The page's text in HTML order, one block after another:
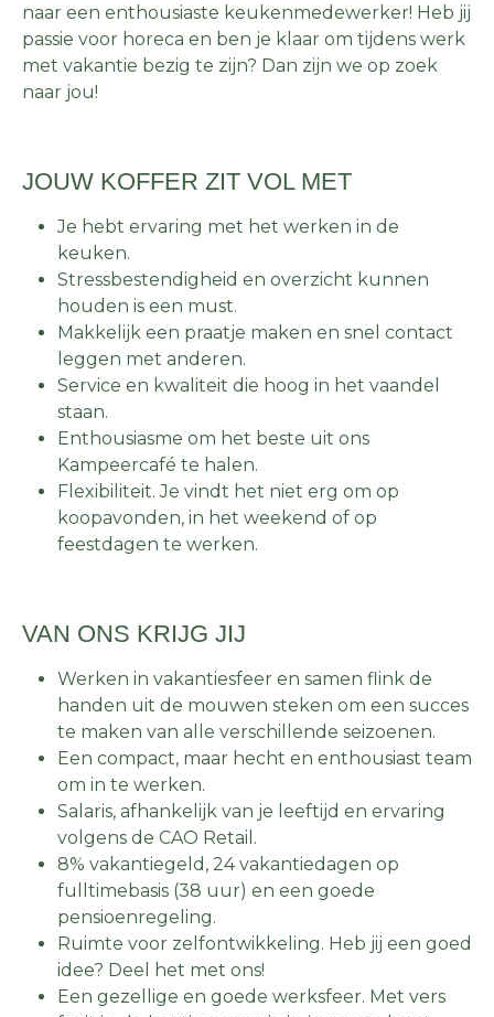
naar een enthousiaste keukenmedewerker! Heb jij
passie voor horeca en ben je klaar om tijdens werk
met vakantie bezig te zijn? Dan zijn we op zoek
naar jou!
JOUW KOFFER ZIT VOL MET
Je hebt ervaring met het werken in de
keuken.
Stressbestendigheid en overzicht kunnen
houden is een must.
Makkelijk een praatje maken en snel contact
leggen met anderen.
Service en kwaliteit die hoog in het vaandel
staan.
Enthousiasme om het beste uit ons
Kampeercafé te halen.
Flexibiliteit. Je vindt het niet erg om op
koopavonden, in het weekend of op
feestdagen te werken.
VAN ONS KRIJG JIJ
Werken in vakantiesfeer en samen flink de
handen uit de mouwen steken om een succes
te maken van alle verschillende seizoenen.
Een compact, maar hecht en enthousiast team
om in te werken.
Salaris, afhankelijk van je leeftijd en ervaring
volgens de CAO Retail.
8% vakantiegeld, 24 vakantiedagen op
fulltimebasis (38 uur) en een goede
pensioenregeling.
Ruimte voor zelfontwikkeling. Heb jij een goed
idee? Deel het met ons!
Een gezellige en goede werksfeer. Met vers